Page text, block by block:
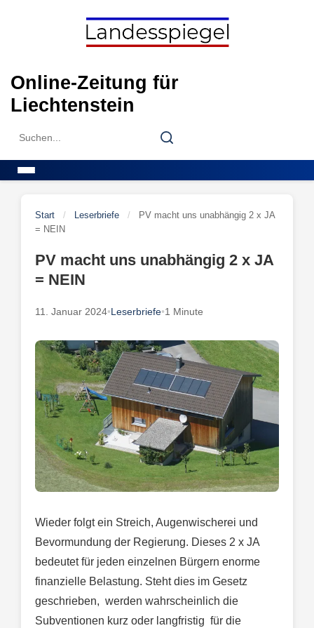
Online-Zeitung für
Liechtenstein
Search
Search
Start / Leserbriefe /
PV macht uns unabhängig 2 x JA
= NEIN
PV macht uns unabhängig 2 x JA
= NEIN
11. Januar 2024•Leserbriefe•1 Minute
Wieder folgt ein Streich, Augenwischerei und
Bevormundung der Regierung. Dieses 2 x JA
bedeutet für jeden einzelnen Bürgern enorme
finanzielle Belastung. Steht dies im Gesetz
geschrieben, werden wahrscheinlich die
Subventionen kurz oder langfristig für die